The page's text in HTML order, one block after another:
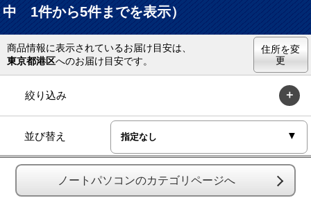
中 1件から5件までを表示）
商品情報に表示されているお届け目安は、
東京都港区へのお届け目安です。
住所を変
更
絞り込み
並び替え
ノートパソコンのカテゴリページへ